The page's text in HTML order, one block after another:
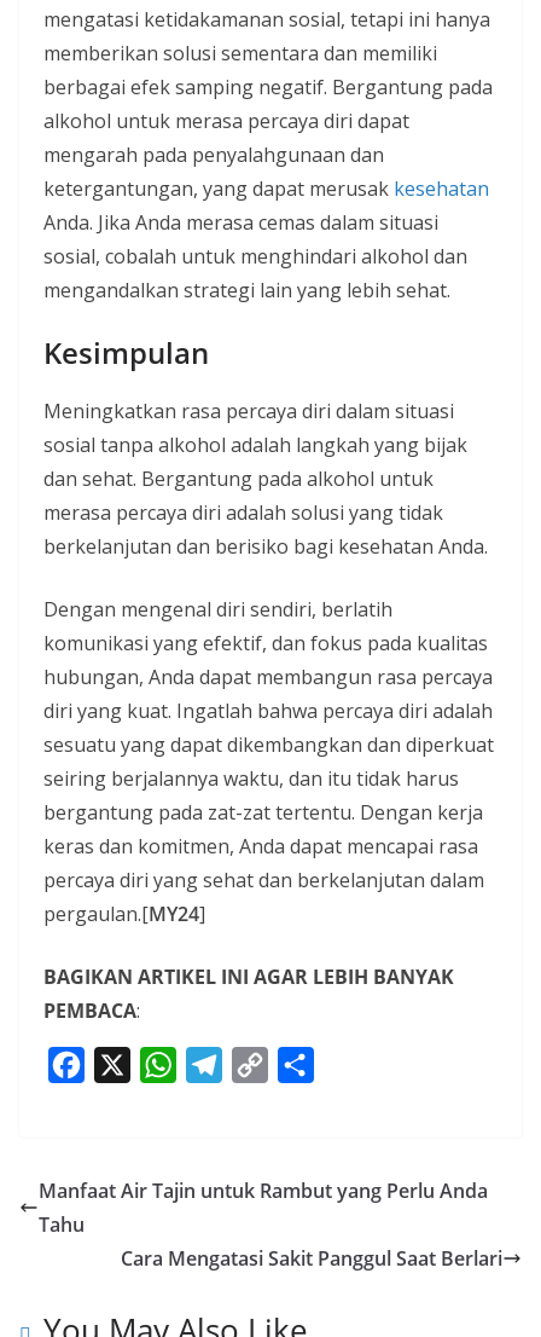
mengatasi ketidakamanan sosial, tetapi ini hanya
memberikan solusi sementara dan memiliki
berbagai efek samping negatif. Bergantung pada
alkohol untuk merasa percaya diri dapat
mengarah pada penyalahgunaan dan
ketergantungan, yang dapat merusak kesehatan
Anda. Jika Anda merasa cemas dalam situasi
sosial, cobalah untuk menghindari alkohol dan
mengandalkan strategi lain yang lebih sehat.
Kesimpulan
Meningkatkan rasa percaya diri dalam situasi
sosial tanpa alkohol adalah langkah yang bijak
dan sehat. Bergantung pada alkohol untuk
merasa percaya diri adalah solusi yang tidak
berkelanjutan dan berisiko bagi kesehatan Anda.
Dengan mengenal diri sendiri, berlatih
komunikasi yang efektif, dan fokus pada kualitas
hubungan, Anda dapat membangun rasa percaya
diri yang kuat. Ingatlah bahwa percaya diri adalah
sesuatu yang dapat dikembangkan dan diperkuat
seiring berjalannya waktu, dan itu tidak harus
bergantung pada zat-zat tertentu. Dengan kerja
keras dan komitmen, Anda dapat mencapai rasa
percaya diri yang sehat dan berkelanjutan dalam
pergaulan.[MY24]
BAGIKAN ARTIKEL INI AGAR LEBIH BANYAK
PEMBACA:
k
W
s
A
p
m
i
k
Manfaat Air Tajin untuk Rambut yang Perlu Anda
Tahu
Cara Mengatasi Sakit Panggul Saat Berlari